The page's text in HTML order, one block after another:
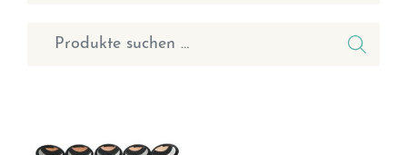
Suchen nach: